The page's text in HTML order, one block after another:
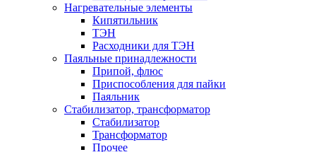
Нагревательные элементы
Кипятильник
ТЭН
Расходники для ТЭН
Паяльные принадлежности
Припой, флюс
Приспособления для пайки
Паяльник
Стабилизатор, трансформатор
Стабилизатор
Трансформатор
Прочее